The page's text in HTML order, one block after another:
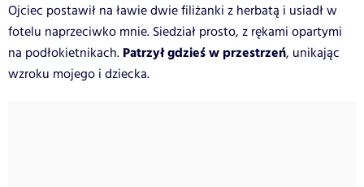
Ojciec postawił na ławie dwie filiżanki z herbatą i usiadł w
fotelu naprzeciwko mnie. Siedział prosto, z rękami opartymi
na podłokietnikach. Patrzył gdzieś w przestrzeń, unikając
wzroku mojego i dziecka.